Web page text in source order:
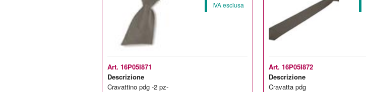
IVA esclusa
Art. 16P05I871
Descrizione
Cravattino pdg -2 pz-
Art. 16P05I872
Descrizione
Cravatta pdg